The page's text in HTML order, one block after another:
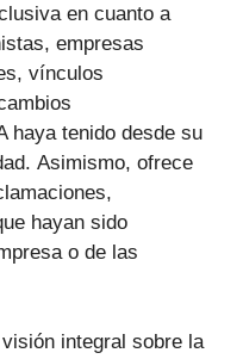
en cuanto a
empresas
vínculos
haya tenido desde su
Asimismo, ofrece
hayan sido
o de las
integral sobre la